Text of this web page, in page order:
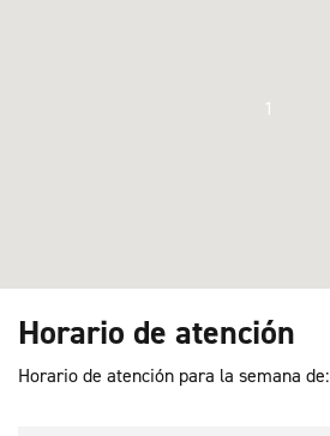
1
Horario de atención
Horario de atención para la semana de: